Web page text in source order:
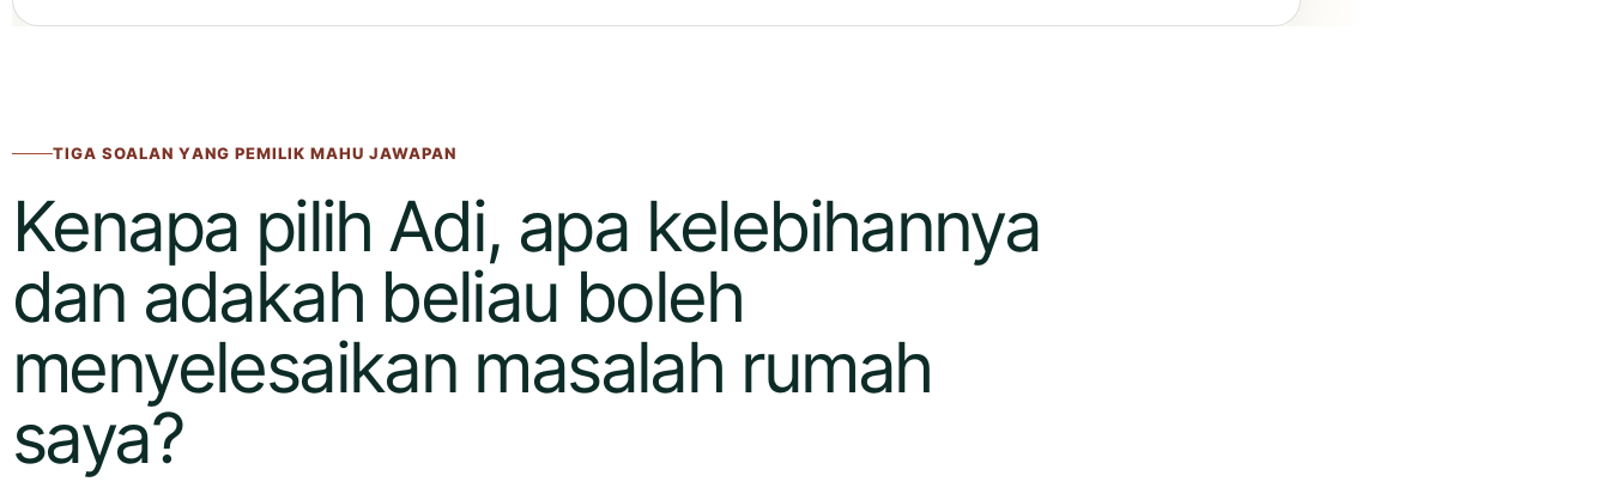
TIGA SOALAN YANG PEMILIK MAHU JAWAPAN
Kenapa pilih Adi, apa kelebihannya
dan adakah beliau boleh
menyelesaikan masalah rumah
saya?